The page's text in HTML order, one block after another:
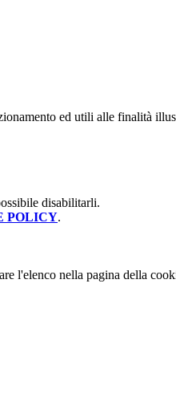
ed utili alle finalità
disabilitarli.
POLICY.
l'elenco nella pagina della